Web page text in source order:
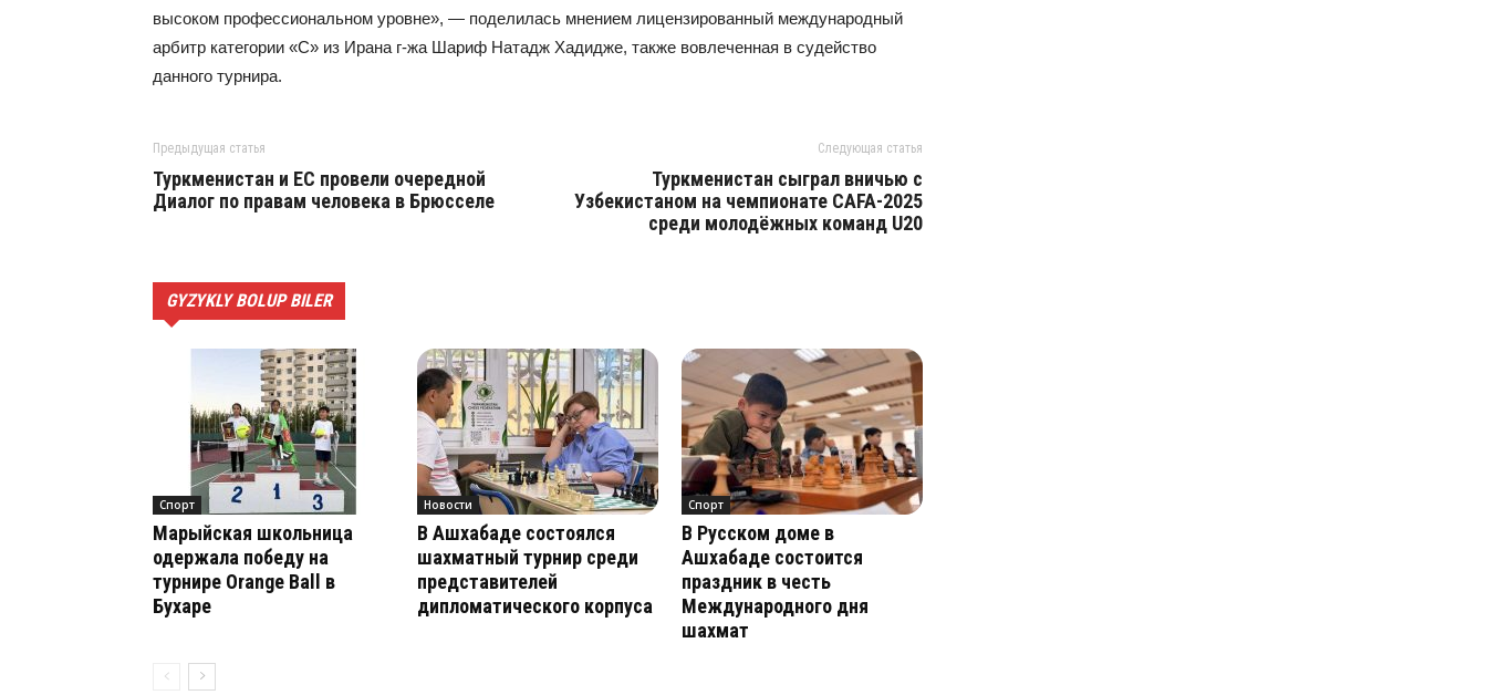
высоком профессиональном уровне», — поделилась мнением лицензированный международный
арбитр категории «C» из Ирана г-жа Шариф Натадж Хадидже, также вовлеченная в судейство
данного турнира.
Предыдущая статья
Туркменистан и ЕС провели очередной
Диалог по правам человека в Брюсселе
Следующая статья
Туркменистан сыграл вничью с
Узбекистаном на чемпионате CAFA-2025
среди молодёжных команд U20
GYZYKLY BOLUP BILER
Спорт
Марыйская школьница
одержала победу на
турнире Orange Ball в
Бухаре
Новости
В Ашхабаде состоялся
шахматный турнир среди
представителей
дипломатического корпуса
Спорт
В Русском доме в
Ашхабаде состоится
праздник в честь
Международного дня
шахмат